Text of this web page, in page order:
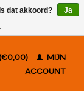
MIJN
ACCOUNT
dat akkoord?
Ja